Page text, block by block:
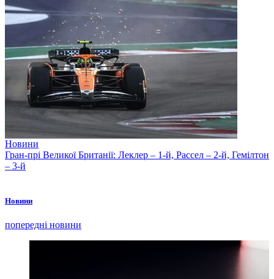
Новини
Гран-прі Великої Британії: Леклер – 1-й, Рассел – 2-й, Гемілтон
– 3-й
Новини
попередні новини